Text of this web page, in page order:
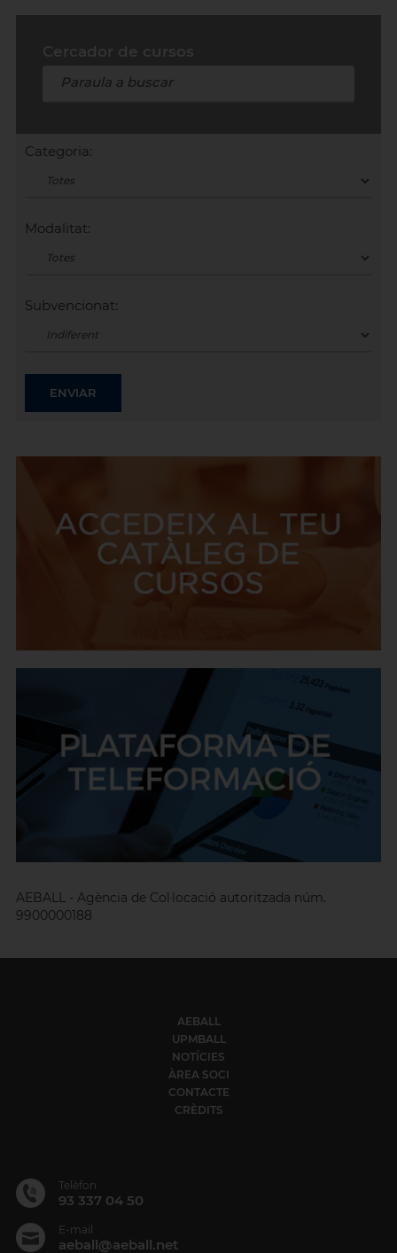
Categoria:
Modalitat:
Subvencionat:
AEBALL - Agència de Col·locació autoritzada núm.
9900000188
AEBALL
UPMBALL
NOTÍCIES
ÀREA SOCI
CONTACTE
CRÈDITS
Telèfon
93 337 04 50
E-mail
aeball@aeball.net